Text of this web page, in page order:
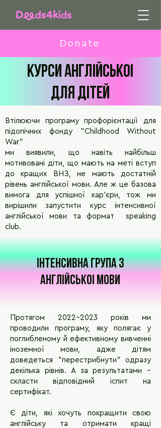
Donate
курси англiйськоi
для дiтей
Втілюючи програму профорієнтації для
підопічних фонду "Childhood Without
War”
ми виявили, що навіть найбільш
мотивовані діти, що мають на меті вступ
до кращих ВНЗ, не мають достатній
рівень англійської мови. Але ж це базова
вимога для успішної кар'єри, тож ми
вирішили запустити курс інтенсивної
англійської мови та формат speaking
club.
iнтенсивна група з
англiйськоi мови
Протягом 2022-2023 років ми
проводили програму, яку полягає у
поглибленому й ефективному вивченні
іноземної мови, адже дітям
доведеться "перестрибнути" одразу
декілька рівнів. А за результатами –
скласти відповідний іспит на
сертифікат.
Є діти, які хочуть покращити свою
англійську та отримати кращі